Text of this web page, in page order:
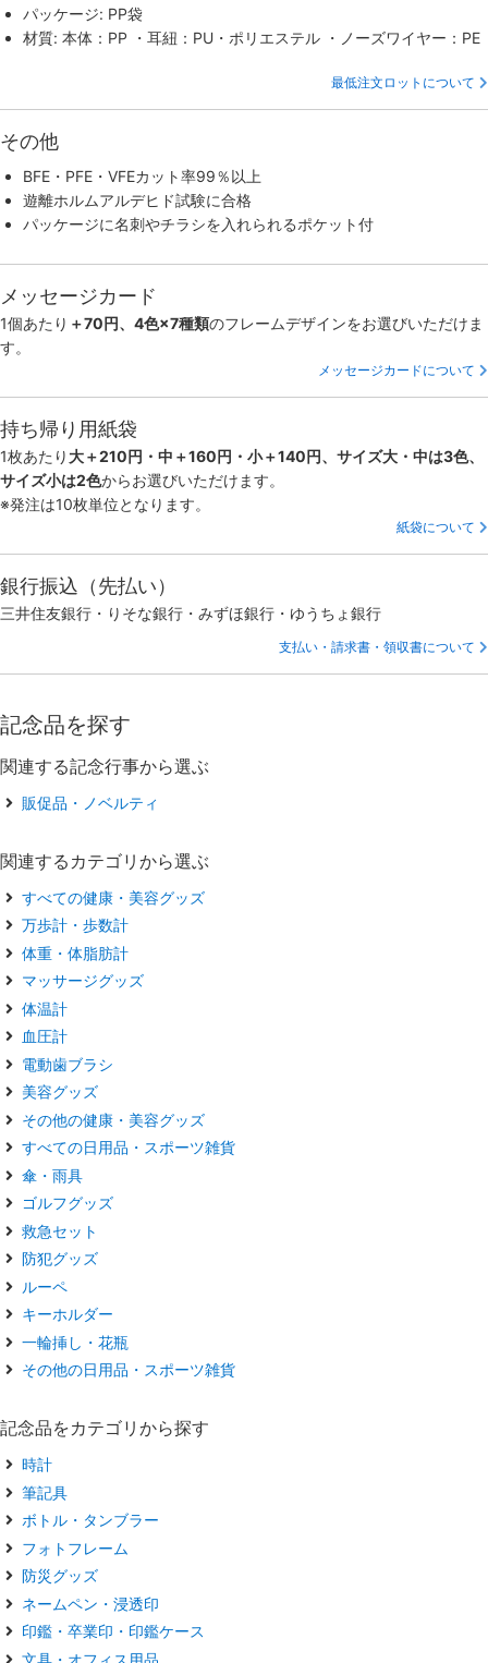
パッケージ: PP袋
材質: 本体：PP ・耳紐：PU・ポリエステル ・ノーズワイヤー：PE
最低注文ロットについて
その他
BFE・PFE・VFEカット率99％以上
遊離ホルムアルデヒド試験に合格
パッケージに名刺やチラシを入れられるポケット付
メッセージカード
1個あたり ＋70円、4色×7種類のフレームデザインをお選びいただけま
す。
メッセージカードについて
持ち帰り用紙袋
1枚あたり 大＋210円・中＋160円・小＋140円、サイズ大・中は3色、
サイズ小は2色からお選びいただけます。
※発注は10枚単位となります。
紙袋について
銀行振込（先払い）
三井住友銀行・りそな銀行・みずほ銀行・ゆうちょ銀行
支払い・請求書・領収書について
記念品を探す
関連する記念行事から選ぶ
販促品・ノベルティ
関連するカテゴリから選ぶ
すべての健康・美容グッズ
万歩計・歩数計
体重・体脂肪計
マッサージグッズ
体温計
血圧計
電動歯ブラシ
美容グッズ
その他の健康・美容グッズ
すべての日用品・スポーツ雑貨
傘・雨具
ゴルフグッズ
救急セット
防犯グッズ
ルーペ
キーホルダー
一輪挿し・花瓶
その他の日用品・スポーツ雑貨
記念品をカテゴリから探す
時計
筆記具
ボトル・タンブラー
フォトフレーム
防災グッズ
ネームペン・浸透印
印鑑・卒業印・印鑑ケース
文具・オフィス用品